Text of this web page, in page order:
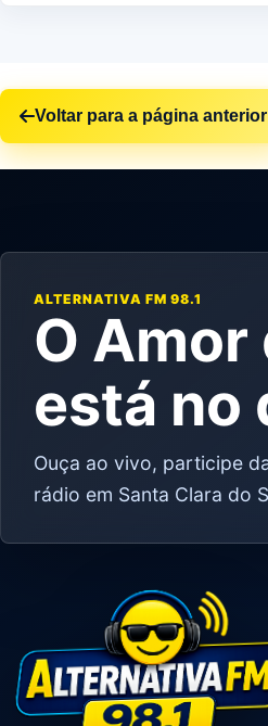
Voltar para a página anterior
ALTERNATIVA FM 98.1
O Amor
está no
Ouça ao vivo, participe
rádio em Santa Clara do